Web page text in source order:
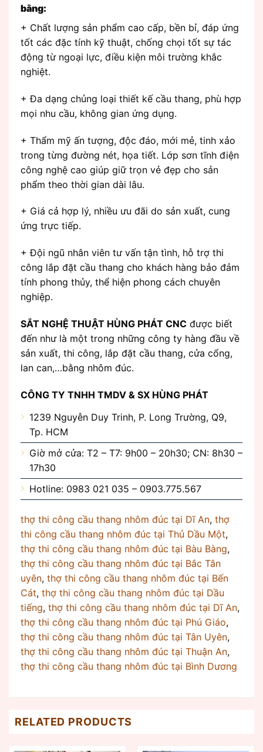
bằng:
+ Chất lượng sản phẩm cao cấp, bền bỉ, đáp ứng
tốt các đặc tính kỹ thuật, chống chọi tốt sự tác
động từ ngoại lực, điều kiện môi trường khắc
nghiệt.
+ Đa dạng chủng loại thiết kế cầu thang, phù hợp
mọi nhu cầu, không gian ứng dụng.
+ Thẩm mỹ ấn tượng, độc đáo, mới mẻ, tinh xảo
trong từng đường nét, họa tiết. Lớp sơn tĩnh điện
công nghệ cao giúp giữ trọn vẻ đẹp cho sản
phẩm theo thời gian dài lâu.
+ Giá cả hợp lý, nhiều ưu đãi do sản xuất, cung
ứng trực tiếp.
+ Đội ngũ nhân viên tư vấn tận tình, hỗ trợ thi
công lắp đặt cầu thang cho khách hàng bảo đảm
tính phong thủy, thể hiện phong cách chuyên
nghiệp.
SẮT NGHỆ THUẬT HÙNG PHÁT CNC được biết
đến như là một trong những công ty hàng đầu về
sản xuất, thi công, lắp đặt cầu thang, cửa cổng,
lan can,…bằng nhôm đúc.
CÔNG TY TNHH TMDV & SX HÙNG PHÁT
1239 Nguyễn Duy Trinh, P. Long Trường, Q9,
Tp. HCM
Giờ mở cửa: T2 – T7: 9h00 – 20h30; CN: 8h30 –
17h30
Hotline: 0983 021 035 – 0903.775.567
thợ thi công cầu thang nhôm đúc tại Dĩ An, thợ
thi công cầu thang nhôm đúc tại Thủ Dầu Một,
thợ thi công cầu thang nhôm đúc tại Bàu Bàng,
thợ thi công cầu thang nhôm đúc tại Bắc Tân
uyên, thợ thi công cầu thang nhôm đúc tại Bến
Cát, thợ thi công cầu thang nhôm đúc tại Dầu
tiếng, thợ thi công cầu thang nhôm đúc tại Dĩ An,
thợ thi công cầu thang nhôm đúc tại Phú Giáo,
thợ thi công cầu thang nhôm đúc tại Tân Uyên,
thợ thi công cầu thang nhôm đúc tại Thuận An,
thợ thi công cầu thang nhôm đúc tại Bình Dương
RELATED PRODUCTS